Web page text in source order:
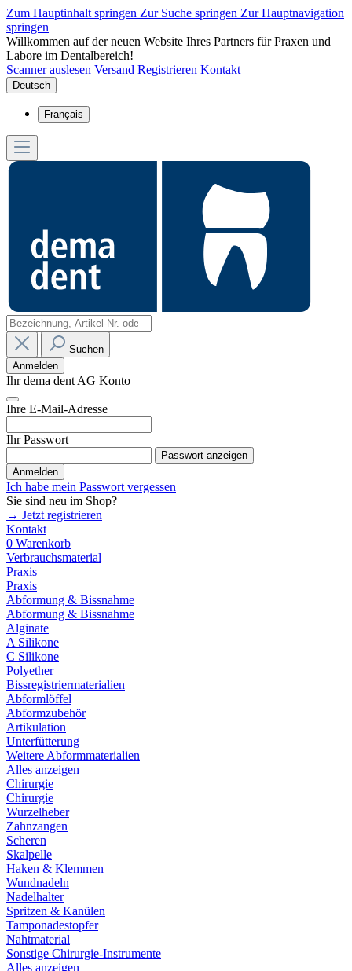
Zum Hauptinhalt springen Zur Suche springen Zur Hauptnavigation
springen
Willkommen auf der neuen Website Ihres Partners für Praxen und
Labore im Dentalbereich!
Scanner auslesen Versand Registrieren Kontakt
Deutsch
Français
Suchen
Anmelden
Ihr dema dent AG Konto
Ihre E-Mail-Adresse
Ihr Passwort
Passwort anzeigen
Anmelden
Ich habe mein Passwort vergessen
Sie sind neu im Shop?
→ Jetzt registrieren
Kontakt
0 Warenkorb
Verbrauchsmaterial
Praxis
Praxis
Abformung & Bissnahme
Abformung & Bissnahme
Alginate
A Silikone
C Silikone
Polyether
Bissregistriermaterialien
Abformlöffel
Abformzubehör
Artikulation
Unterfütterung
Weitere Abformmaterialien
Alles anzeigen
Chirurgie
Chirurgie
Wurzelheber
Zahnzangen
Scheren
Skalpelle
Haken & Klemmen
Wundnadeln
Nadelhalter
Spritzen & Kanülen
Tamponadestopfer
Nahtmaterial
Sonstige Chirurgie-Instrumente
Alles anzeigen